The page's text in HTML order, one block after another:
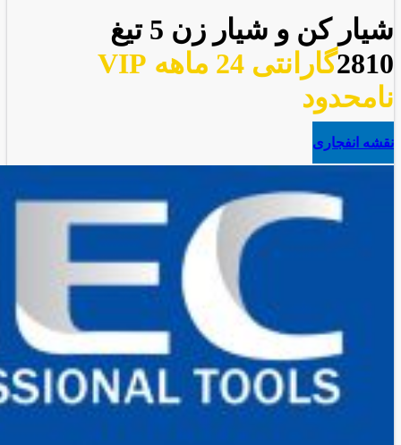
شیار کن و شیار زن 5 تیغ
2810
گارانتی 24 ماهه VIP
نامحدود
نقشه انفجاری